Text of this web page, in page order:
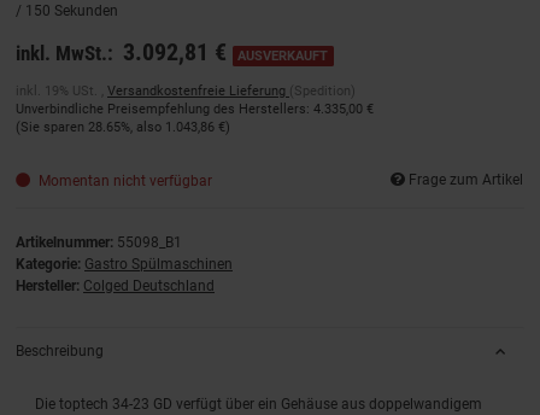
/ 150 Sekunden
inkl. MwSt.: 3.092,81 € AUSVERKAUFT
inkl. 19% USt. , Versandkostenfreie Lieferung (Spedition)
Unverbindliche Preisempfehlung des Herstellers: 4.335,00 €
(Sie sparen 28.65%, also 1.043,86 €)
Momentan nicht verfügbar Frage zum Artikel
Artikelnummer: 55098_B1
Kategorie: Gastro Spülmaschinen
Hersteller: Colged Deutschland
Beschreibung
Die toptech 34-23 GD verfügt über ein Gehäuse aus doppelwandigem